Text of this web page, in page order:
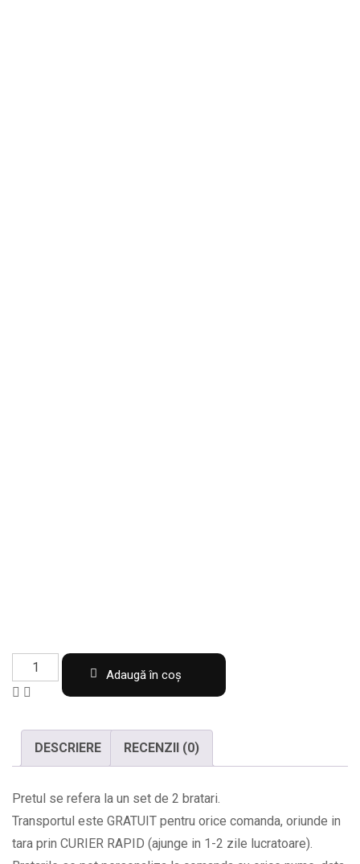
de
bratari
si
banut
oval
Adaugă în coș
DESCRIERE RECENZII (0)
Pretul se refera la un set de 2 bratari.
Transportul este GRATUIT pentru orice comanda, oriunde in
tara prin CURIER RAPID (ajunge in 1-2 zile lucratoare).